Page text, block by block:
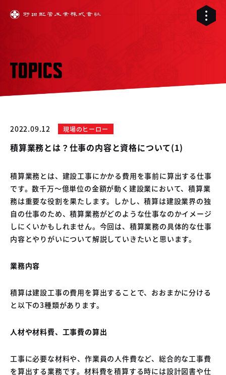
01
02 配管工事
03 RELIVE
04 中古車買取販売テンペスト
TOPICS
2022.09.12 現場のヒーロー
積算業務とは？仕事の内容と資格について(1)
積算業務とは、建設工事にかかる費用を事前に算出する仕事
です。数千万～億単位の金額が動く建設業において、積算業
務は重要な役割を果たします。しかし、積算は建設業界の独
自の仕事のため、積算業務がどのような仕事なのかイメージ
しにくいかもしれません。今回は、積算業務の具体的な仕事
内容とやりがいについて解説していきたいと思います。
業務内容
積算は建設工事の費用を算出することで、おおまかに分ける
と以下の3種類があります。
人材や材料費、工事費の算出
工事に必要な材料や、作業員の人件費など、総合的な工事費
を算出する業務です。材料費を積算する時には設計図書や仕